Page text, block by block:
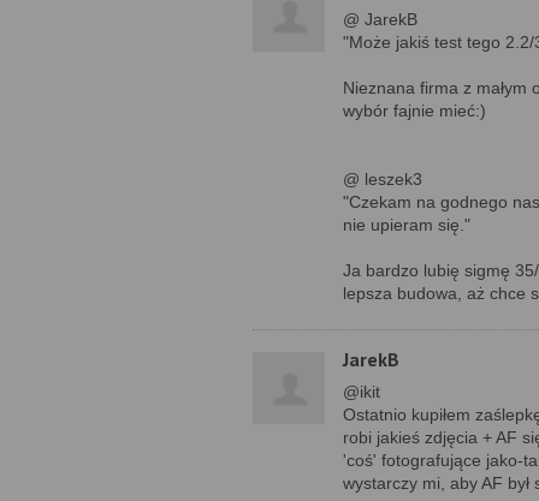
@ JarekB
"Może jakiś test tego
Nieznana firma z małym
wybór fajnie mieć:)
@ leszek3
"Czekam na godnego
nie upieram się."
Ja bardzo lubię sigmę
lepsza budowa, aż chce
JarekB
@ikit
Ostatnio kupiłem
robi jakieś zdjęcia + AF
'coś' fotografujące jako-
wystarczy mi, aby AF